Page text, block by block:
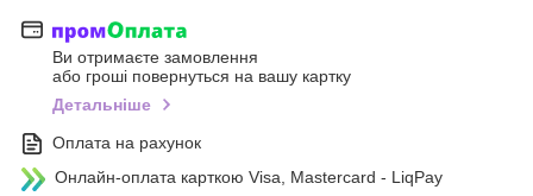
Ви отримаєте замовлення
або гроші повернуться на вашу картку
Детальніше
Оплата на рахунок
Онлайн-оплата карткою Visa, Mastercard - LiqPay